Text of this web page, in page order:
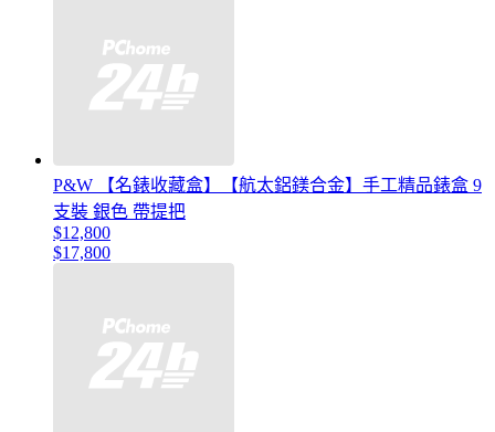
P&W 【名錶收藏盒】【航太鋁鎂合金】手工精品錶盒 9
支裝 銀色 帶提把
$12,800
$17,800